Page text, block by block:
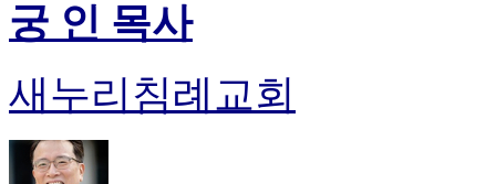
프
진
국
미
24
궁 인 목사
새누리침례교회